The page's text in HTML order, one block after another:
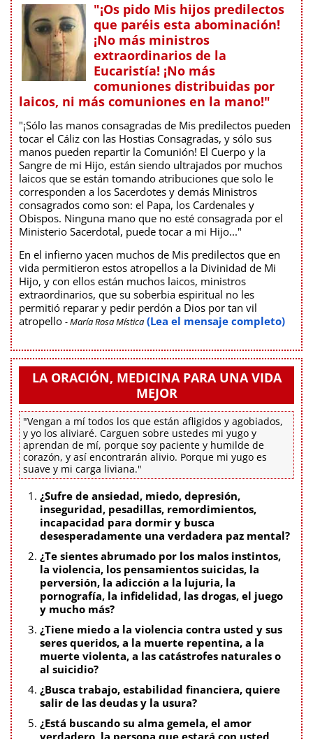
"¡Os pido Mis hijos predilectos
que paréis esta abominación!
¡No más ministros
extraordinarios de la
Eucaristía! ¡No más
comuniones distribuidas por
laicos, ni más comuniones en la mano!"
"¡Sólo las manos consagradas de Mis predilectos pueden
tocar el Cáliz con las Hostias Consagradas, y sólo sus
manos pueden repartir la Comunión! El Cuerpo y la
Sangre de mi Hijo, están siendo ultrajados por muchos
laicos que se están tomando atribuciones que solo le
corresponden a los Sacerdotes y demás Ministros
consagrados como son: el Papa, los Cardenales y
Obispos. Ninguna mano que no esté consagrada por el
Ministerio Sacerdotal, puede tocar a mi Hijo..."
En el infierno yacen muchos de Mis predilectos que en
vida permitieron estos atropellos a la Divinidad de Mi
Hijo, y con ellos están muchos laicos, ministros
extraordinarios, que su soberbia espiritual no les
permitió reparar y pedir perdón a Dios por tan vil
atropello - María Rosa Mística (Lea el mensaje completo)
LA ORACIÓN, MEDICINA PARA UNA VIDA
MEJOR
"Vengan a mí todos los que están afligidos y agobiados,
y yo los aliviaré. Carguen sobre ustedes mi yugo y
aprendan de mí, porque soy paciente y humilde de
corazón, y así encontrarán alivio. Porque mi yugo es
suave y mi carga liviana."
¿Sufre de ansiedad, miedo, depresión,
inseguridad, pesadillas, remordimientos,
incapacidad para dormir y busca
desesperadamente una verdadera paz mental?
¿Te sientes abrumado por los malos instintos,
la violencia, los pensamientos suicidas, la
perversión, la adicción a la lujuria, la
pornografía, la infidelidad, las drogas, el juego
y mucho más?
¿Tiene miedo a la violencia contra usted y sus
seres queridos, a la muerte repentina, a la
muerte violenta, a las catástrofes naturales o
al suicidio?
¿Busca trabajo, estabilidad financiera, quiere
salir de las deudas y la usura?
¿Está buscando su alma gemela, el amor
verdadero, la persona que estará con usted